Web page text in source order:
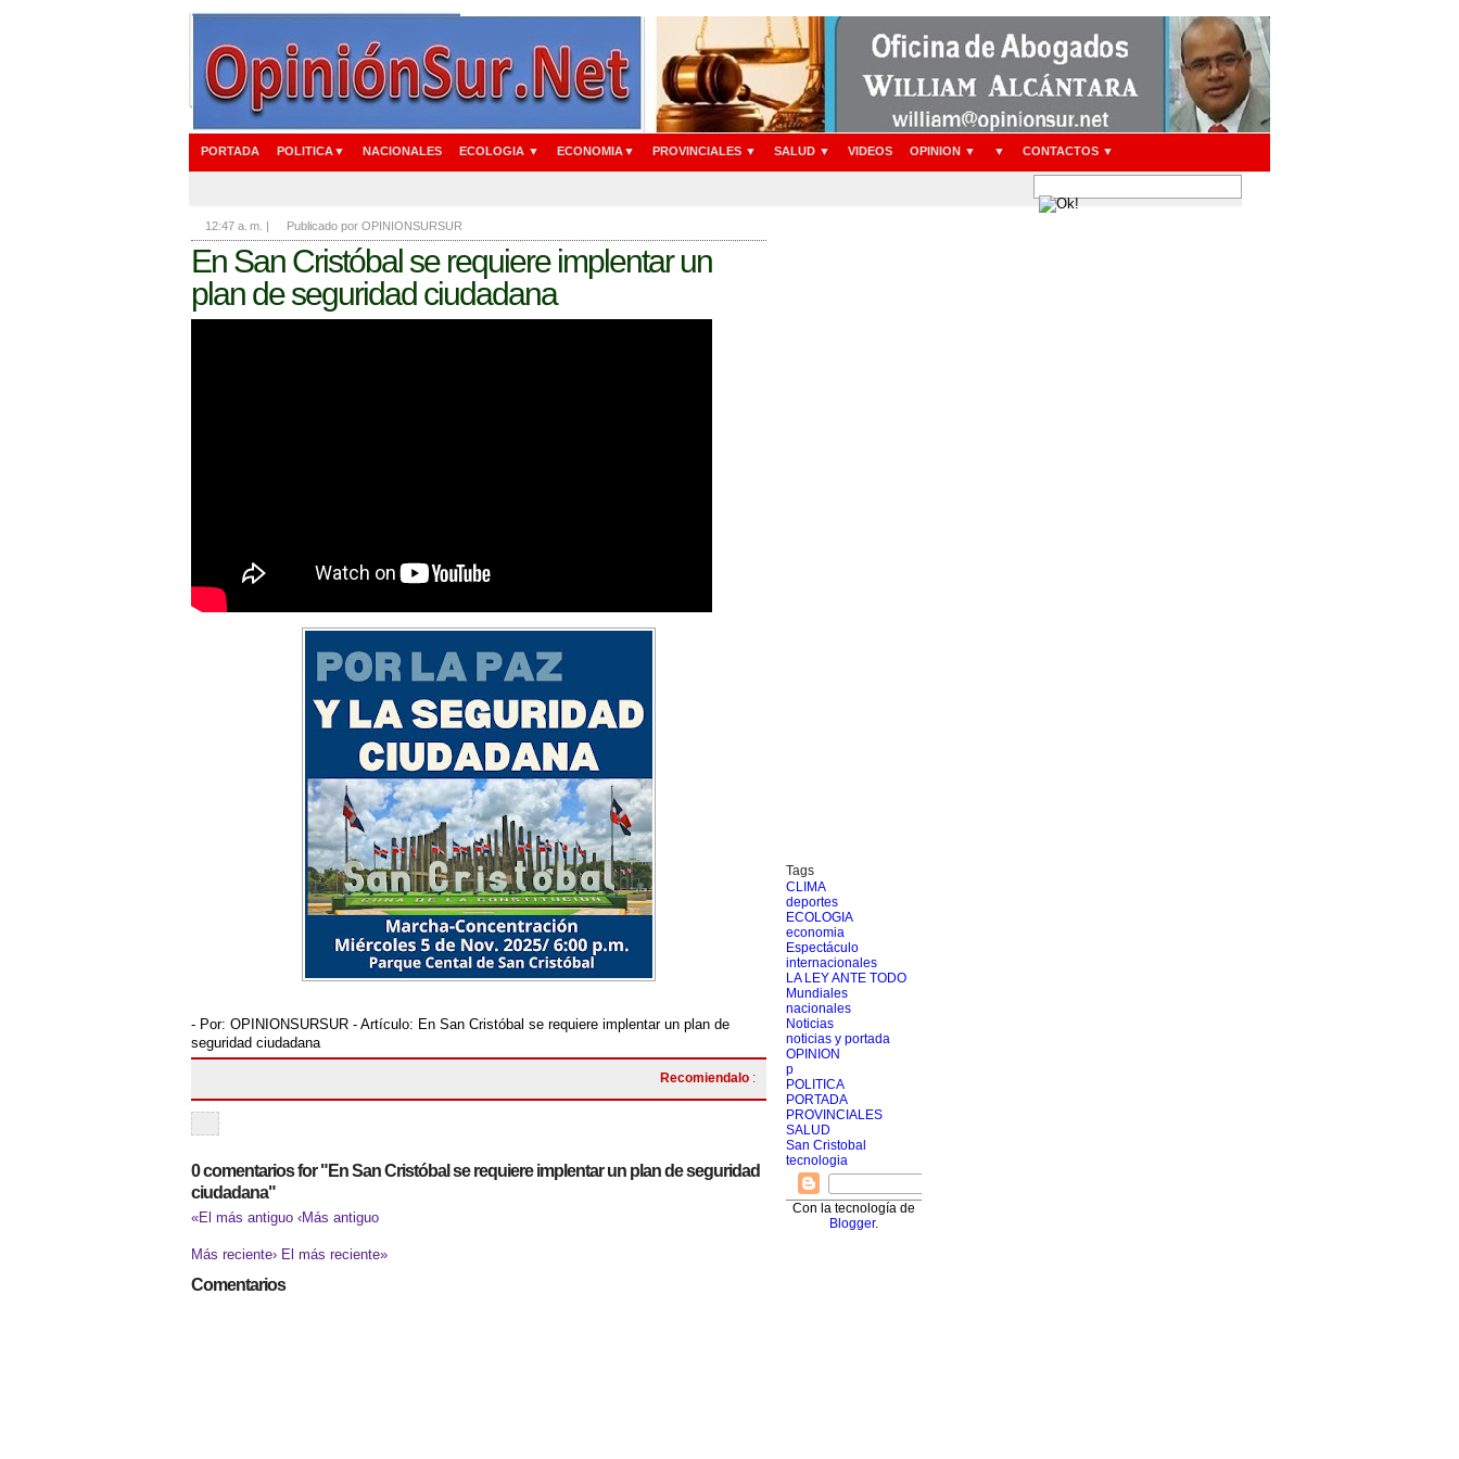
PORTADA POLITICA▼ NACIONALES ECOLOGIA ▼ ECONOMIA▼ PROVINCIALES ▼ SALUD ▼ VIDEOS OPINION ▼ ▼ CONTACTOS ▼
12:47 a. m. | Publicado por OPINIONSURSUR
En San Cristóbal se requiere implentar un
plan de seguridad ciudadana
- Por: OPINIONSURSUR - Artículo: En San Cristóbal se requiere implentar un plan de
seguridad ciudadana
Recomiendalo :
0 comentarios for "En San Cristóbal se requiere implentar un plan de seguridad
ciudadana"
«El más antiguo ‹Más antiguo
Más reciente› El más reciente»
Comentarios
Tags
CLIMA
deportes
ECOLOGIA
economia
Espectáculo
internacionales
LA LEY ANTE TODO
Mundiales
nacionales
Noticias
noticias y portada
OPINION
p
POLITICA
PORTADA
PROVINCIALES
SALUD
San Cristobal
tecnologia
Con la tecnología de
Blogger.